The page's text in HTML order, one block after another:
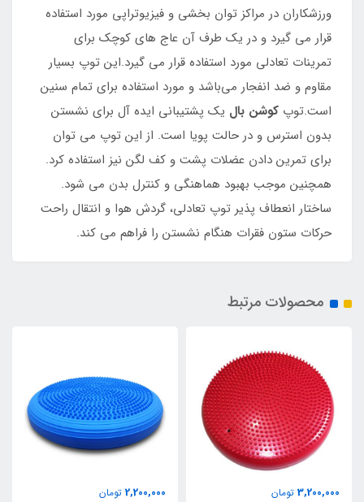
ورزشکاران در مراکز توان بخشی و فیزیوتراپی مورد استفاده
قرار می گیرد و در یک طرف آن عاج های کوچک برای
تمرینات تعادلی مورد استفاده قرار می گیرد.این توپ بسیار
مقاوم و ضد انفجار می‌باشد و مورد استفاده برای تمام سنین
است.توپ کوشن بال یک پشتیبانی ایده آل برای نشستن
بدون استرس و در حالت پویا است. از این توپ می توان
برای تمرین دادن عضلات پشت و کف لگن نیز استفاده کرد.
همچنین موجب بهبود هماهنگی و کنترل بدن می شود.
ساختار انعطاف پذیر توپ تعادلی، گردش هوا و انتقال راحت
حرکات ستون فقرات هنگام نشستن را فراهم می کند.
محصولات مرتبط
3,200,000 تومان
2,200,000 تومان